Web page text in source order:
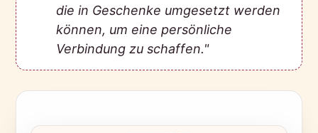
die in Geschenke umgesetzt werden
können, um eine persönliche
Verbindung zu schaffen."